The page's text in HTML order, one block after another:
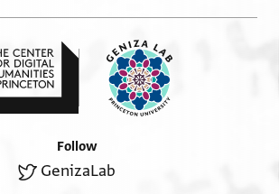
Follow
GenizaLab